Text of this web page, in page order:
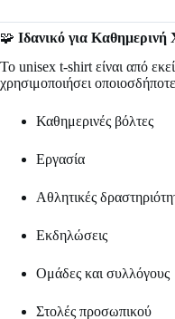
🧩 Ιδανικό για
Το unisex t-shirt είναι από
χρησιμοποιήσει
Καθημερινές βόλτες
Εργασία
Αθλητικές
Εκδηλώσεις
Ομάδες και συλλόγους
Στολές προσωπικού